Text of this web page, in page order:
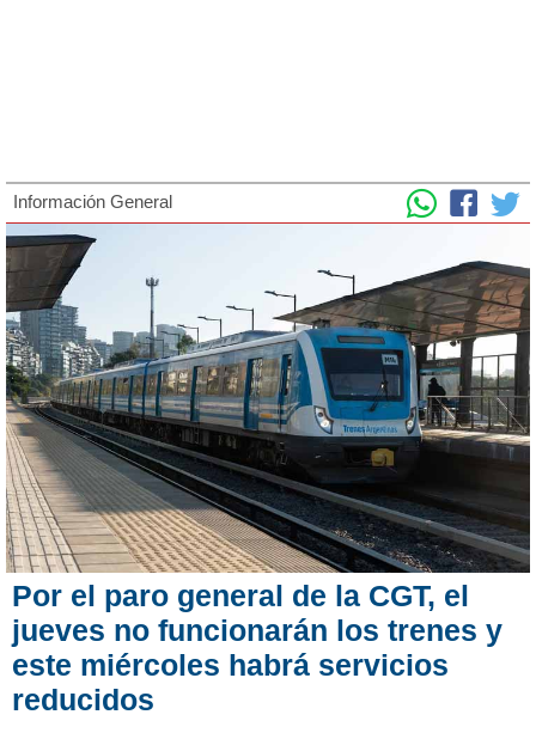
Información General
Por el paro general de la CGT, el
jueves no funcionarán los trenes y
este miércoles habrá servicios
reducidos